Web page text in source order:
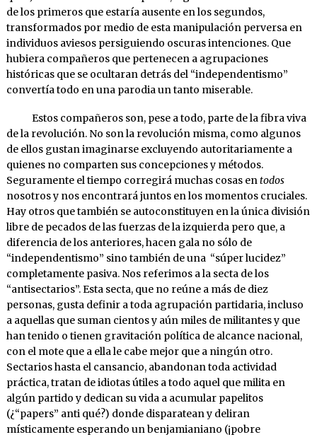
de los primeros que estaría ausente en los segundos,
transformados por medio de esta manipulación perversa en
individuos aviesos persiguiendo oscuras intenciones. Que
hubiera compañeros que pertenecen a agrupaciones
históricas que se ocultaran detrás del “independentismo”
convertía todo en una parodia un tanto miserable.
Estos compañeros son, pese a todo, parte de la fibra viva
de la revolución. No son la revolución misma, como algunos
de ellos gustan imaginarse excluyendo autoritariamente a
quienes no comparten sus concepciones y métodos.
Seguramente el tiempo corregirá muchas cosas entodos
nosotros y nos encontrará juntos en los momentos cruciales.
Hay otros que también se autoconstituyen en la única división
libre de pecados de las fuerzas de la izquierda pero que, a
diferencia de los anteriores, hacen gala no sólo de
“independentismo” sino también de una “súper lucidez”
completamente pasiva. Nos referimos a la secta de los
“antisectarios”. Esta secta, que no reúne a más de diez
personas, gusta definir a toda agrupación partidaria, incluso
a aquellas que suman cientos y aún miles de militantes y que
han tenido o tienen gravitación política de alcance nacional,
con el mote que a ella le cabe mejor que a ningún otro.
Sectarios hasta el cansancio, abandonan toda actividad
práctica, tratan de idiotas útiles a todo aquel que milita en
algún partido y dedican su vida a acumular papelitos
(¿“papers” anti qué?) donde disparatean y deliran
místicamente esperando un benjamianiano (¡pobre